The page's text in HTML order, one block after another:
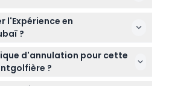
au-dessus de la Réserve
Désert de Dubaï, un spectacle
petit-déjeuner étoilé au
avant le décollage (sous
— veuillez confirmer au
ouverte aux invités âgés de 7
de moins de 7 ans ne sont
femmes enceintes et celles
des chirurgies majeures ou
chroniques au dos, au
l'Expérience en
?
réserver votre place en
site, où vous pouvez
la disponibilité et recevoir votre
d'annulation pour cette
?
plus de 48 heures à